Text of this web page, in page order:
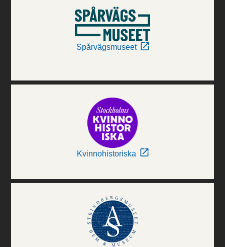
Spårvägsmuseet
Kvinnohistoriska